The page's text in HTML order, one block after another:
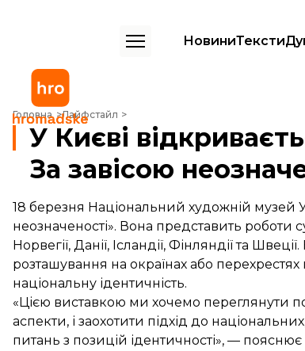
НовиниТексти
Головна Лайфстайл
У Києві відкривається виставка «Ідентичність. За завісою
У Києві
За завісою
18 березня Національний художній музей
неозначеності». Вона представить роботи
Норвегії, Данії, Ісландії, Фінляндії та
розташування на окраїнах або
національну ідентичність.
«Цією виставкою ми хочемо переглянути
аспекти, і заохотити підхід до
питань з позицій ідентичності», —